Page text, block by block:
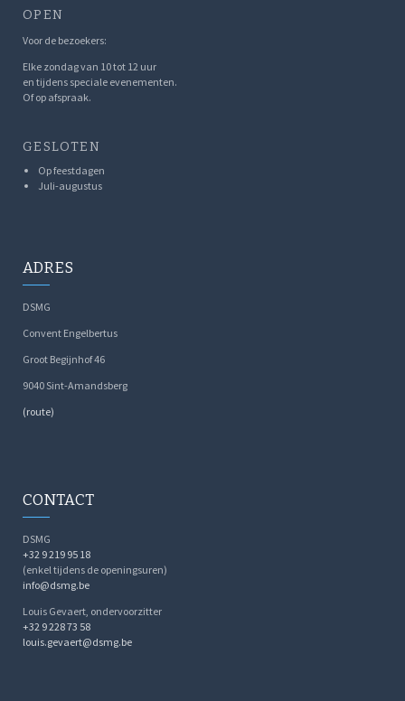
OPEN
Voor de bezoekers:
Elke zondag van 10 tot 12 uur
en tijdens speciale evenementen.
Of op afspraak.
GESLOTEN
Op feestdagen
Juli-augustus
ADRES
DSMG
Convent Engelbertus
Groot Begijnhof 46
9040 Sint-Amandsberg
(route)
CONTACT
DSMG
+32 9 219 95 18
(enkel tijdens de openingsuren)
info@dsmg.be
Louis Gevaert, ondervoorzitter
+32 9 228 73 58
louis.gevaert@dsmg.be